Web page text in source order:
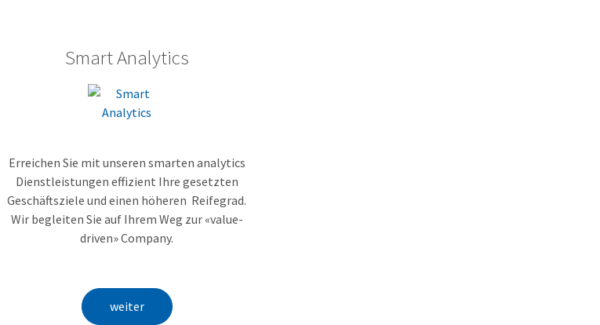
Smart Analytics
Erreichen Sie mit unseren smarten analytics
Dienstleistungen effizient Ihre gesetzten
Geschäftsziele und einen höheren Reifegrad.
Wir begleiten Sie auf Ihrem Weg zur «value-
driven» Company.
weiter